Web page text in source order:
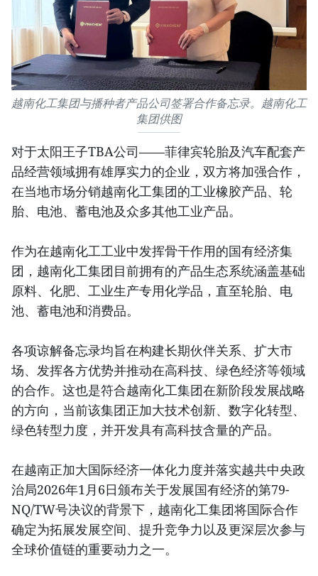
越南化工集团与播种者产品公司签署合作备忘录。越南化工
集团供图
对于太阳王子TBA公司——菲律宾轮胎及汽车配套产
品经营领域拥有雄厚实力的企业，双方将加强合作，
在当地市场分销越南化工集团的工业橡胶产品、轮
胎、电池、蓄电池及众多其他工业产品。
作为在越南化工工业中发挥骨干作用的国有经济集
团，越南化工集团目前拥有的产品生态系统涵盖基础
原料、化肥、工业生产专用化学品，直至轮胎、电
池、蓄电池和消费品。
各项谅解备忘录均旨在构建长期伙伴关系、扩大市
场、发挥各方优势并推动在高科技、绿色经济等领域
的合作。这也是符合越南化工集团在新阶段发展战略
的方向，当前该集团正加大技术创新、数字化转型、
绿色转型力度，并开发具有高科技含量的产品。
在越南正加大国际经济一体化力度并落实越共中央政
治局2026年1月6日颁布关于发展国有经济的第79-
NQ/TW号决议的背景下，越南化工集团将国际合作
确定为拓展发展空间、提升竞争力以及更深层次参与
全球价值链的重要动力之一。